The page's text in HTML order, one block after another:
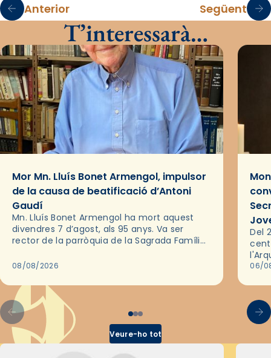
Anterior Següent
T’interessarà…
Mor Mn. Lluís Bonet Armengol, impulsor
de la causa de beatificació d’Antoni
Gaudí
Mn. Lluís Bonet Armengol ha mort aquest
divendres 7 d’agost, als 95 anys. Va ser
rector de la parròquia de la Sagrada Família
2018,…
08/08/2026
Del
les
06/
Veure-ho tot